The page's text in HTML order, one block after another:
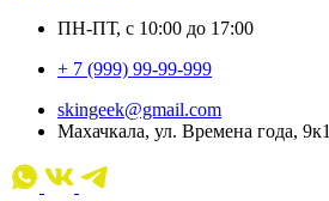
ПН-ПТ, с 10:00 до 17:00
+ 7 (999) 99-99-999
skingeek@gmail.com
Махачкала, ул. Времена года, 9к1